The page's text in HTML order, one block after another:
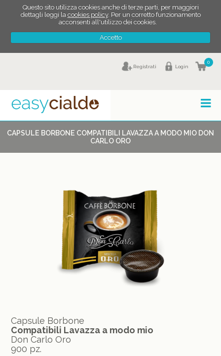
Questo sito utilizza cookies anche di terze parti, per maggiori
dettagli leggi la cookies policy. Per un corretto funzionamento
acconsenti all'utilizzo dei cookies.
Accetto
0
Login
Registrati
CAPSULE BORBONE COMPATIBILI LAVAZZA A MODO MIO DON
CARLO ORO
Capsule Borbone
Compatibili Lavazza a modo mio
Don Carlo Oro
900 pz.